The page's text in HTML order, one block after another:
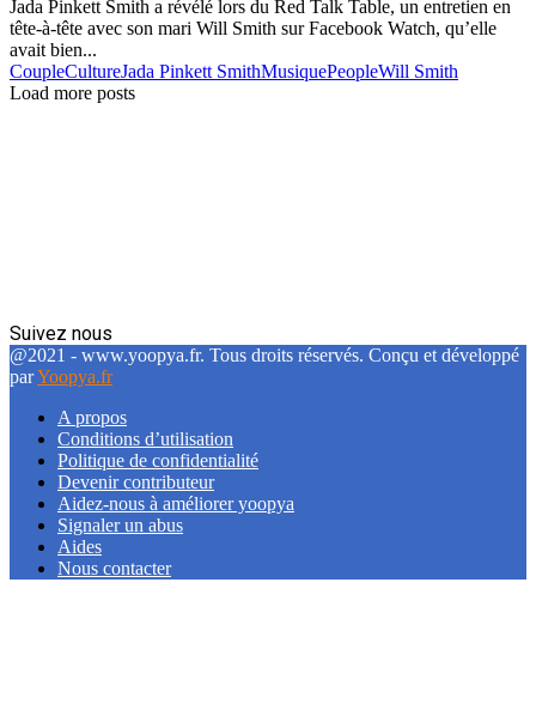
Jada Pinkett Smith a révélé lors du Red Talk Table, un entretien en
tête-à-tête avec son mari Will Smith sur Facebook Watch, qu’elle
avait bien...
CoupleCultureJada Pinkett SmithMusiquePeopleWill Smith
Load more posts
Suivez nous
Facebook
Twitter
Linkedin
@2021 - www.yoopya.fr. Tous droits réservés. Conçu et développé
parYoopya.fr
A propos
Conditions d’utilisation
Politique de confidentialité
Devenir contributeur
Aidez-nous à améliorer yoopya
Signaler un abus
Aides
Nous contacter